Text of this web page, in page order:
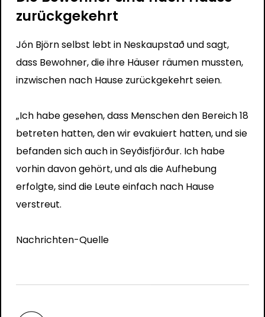
zurückgekehrt
Jón Björn selbst lebt in Neskaupstað und sagt,
dass Bewohner, die ihre Häuser räumen mussten,
inzwischen nach Hause zurückgekehrt seien.
„Ich habe gesehen, dass Menschen den Bereich 18
betreten hatten, den wir evakuiert hatten, und sie
befanden sich auch in Seyðisfjörður. Ich habe
vorhin davon gehört, und als die Aufhebung
erfolgte, sind die Leute einfach nach Hause
verstreut.
Nachrichten-Quelle